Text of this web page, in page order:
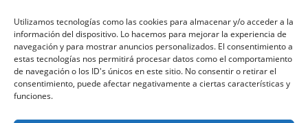
Utilizamos tecnologías como las cookies para almacenar y/o acceder a la
información del dispositivo. Lo hacemos para mejorar la experiencia de
navegación y para mostrar anuncios personalizados. El consentimiento a
estas tecnologías nos permitirá procesar datos como el comportamiento
de navegación o los ID's únicos en este sitio. No consentir o retirar el
consentimiento, puede afectar negativamente a ciertas características y
funciones.
¿Cuánto tiempo tarda en verse el efecto del SEO local?
¿Se necesita algún contrato mínimo?
¿Cómo medís el éxito de la campaña?
¿Puedo ver avances mensuales?
¿Trabajan solo con negocios en Corbera de Llobregat?